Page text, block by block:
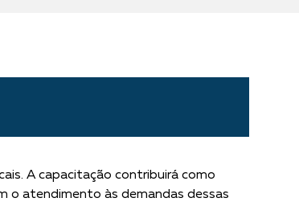
A capacitação contribuirá como
o atendimento às demandas dessas